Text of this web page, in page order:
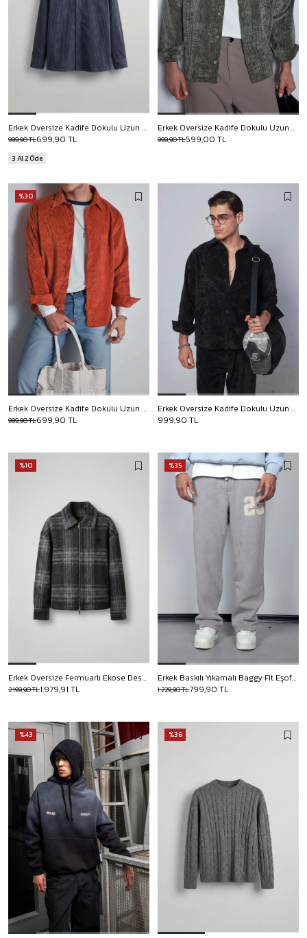
Erkek Oversize Kadife Dokulu Uzun Kollu Gömlek Lacivert
699,90 TL
999,90 TL
3 Al 2 Öde
Erkek Oversize Kadife Dokulu Uzun Kollu Gömlek Haki Yeşil
599,00 TL
999,90 TL
%30
Erkek Oversize Kadife Dokulu Uzun Kollu Gömlek Kiremit
699,90 TL
999,90 TL
Erkek Oversize Kadife Dokulu Uzun Kollu Gömlek Siyah
999,90 TL
%10
Erkek Oversize Fermuarlı Ekose Desenli Ceket Siyah
1.979,91 TL
2.199,90 TL
%35
Erkek Baskılı Yıkamalı Baggy Fit Eşofman Gri
799,90 TL
1.229,90 TL
%43 %36